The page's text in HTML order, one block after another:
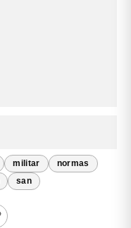
militar normas
san